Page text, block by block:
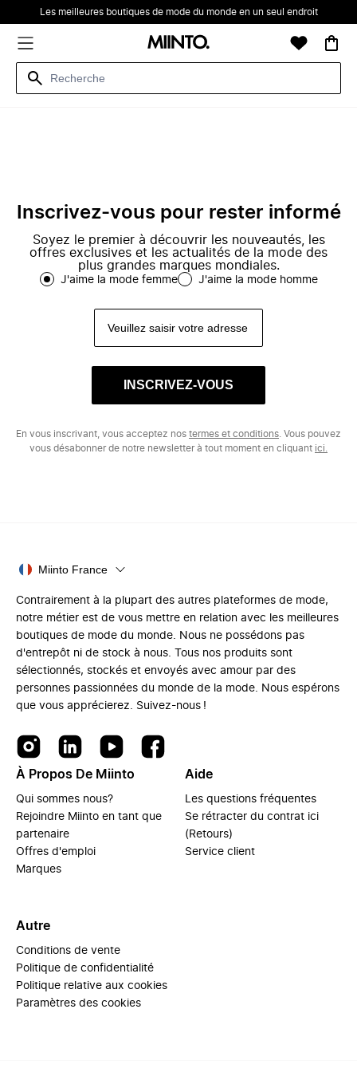
Les meilleures boutiques de mode du monde en un seul endroit
Inscrivez-vous pour rester informé
Soyez le premier à découvrir les nouveautés, les
offres exclusives et les actualités de la mode des
plus grandes marques mondiales.
J'aime la mode femme J'aime la mode homme
INSCRIVEZ-VOUS
En vous inscrivant, vous acceptez nos termes et conditions . Vous pouvez
vous désabonner de notre newsletter à tout moment en cliquant ici.
Miinto France
Contrairement à la plupart des autres plateformes de mode,
notre métier est de vous mettre en relation avec les meilleures
boutiques de mode du monde. Nous ne possédons pas
d'entrepôt ni de stock à nous. Tous nos produits sont
sélectionnés, stockés et envoyés avec amour par des
personnes passionnées du monde de la mode. Nous espérons
que vous apprécierez. Suivez-nous !
À Propos De Miinto
Qui sommes nous?
Rejoindre Miinto en tant que
partenaire
Offres d'emploi
Marques
Aide
Les questions fréquentes
Se rétracter du contrat ici
(Retours)
Service client
Autre
Conditions de vente
Politique de confidentialité
Politique relative aux cookies
Paramètres des cookies